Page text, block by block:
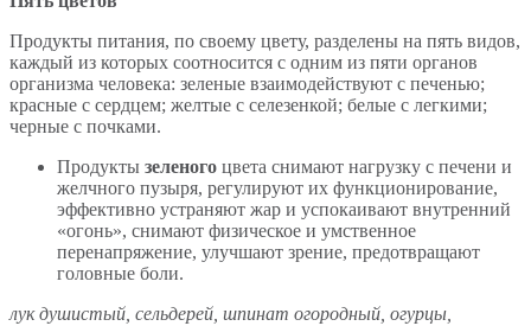
Продукты питания, по своему цвету, разделены на пять видов,
каждый из которых соотносится с одним из пяти органов
организма человека: зеленые взаимодействуют с печенью;
красные с сердцем; желтые с селезенкой; белые с легкими;
черные с почками.
Продукты зеленого цвета снимают нагрузку с печени и
желчного пузыря, регулируют их функционирование,
эффективно устраняют жар и успокаивают внутренний
«огонь», снимают физическое и умственное
перенапряжение, улучшают зрение, предотвращают
головные боли.
лук душистый, сельдерей, шпинат огородный, огурцы,